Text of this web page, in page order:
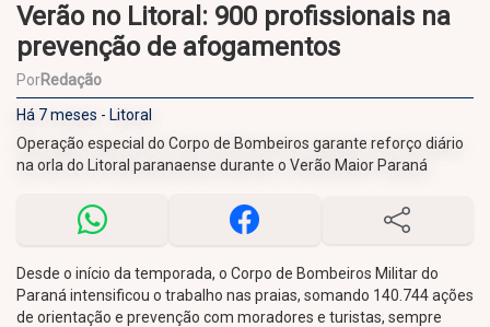
Verão no Litoral: 900 profissionais na
prevenção de afogamentos
PorRedação
Há 7 meses - Litoral
Operação especial do Corpo de Bombeiros garante reforço diário
na orla do Litoral paranaense durante o Verão Maior Paraná
Desde o início da temporada, o Corpo de Bombeiros Militar do
Paraná intensificou o trabalho nas praias, somando 140.744 ações
de orientação e prevenção com moradores e turistas, sempre